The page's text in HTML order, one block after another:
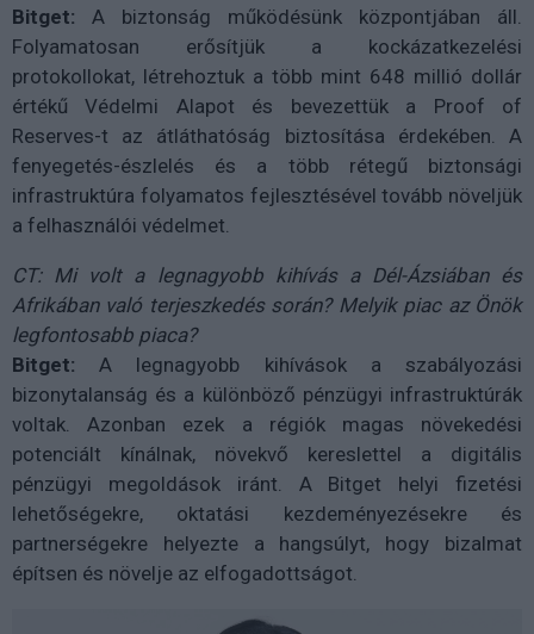
Bitget: A biztonság működésünk központjában áll.
Folyamatosan erősítjük a kockázatkezelési
protokollokat, létrehoztuk a több mint 648 millió dollár
értékű Védelmi Alapot és bevezettük a Proof of
Reserves-t az átláthatóság biztosítása érdekében. A
fenyegetés-észlelés és a több rétegű biztonsági
infrastruktúra folyamatos fejlesztésével tovább növeljük
a felhasználói védelmet.
CT: Mi volt a legnagyobb kihívás a Dél-Ázsiában és
Afrikában való terjeszkedés során? Melyik piac az Önök
legfontosabb piaca?
Bitget: A legnagyobb kihívások a szabályozási
bizonytalanság és a különböző pénzügyi infrastruktúrák
voltak. Azonban ezek a régiók magas növekedési
potenciált kínálnak, növekvő kereslettel a digitális
pénzügyi megoldások iránt. A Bitget helyi fizetési
lehetőségekre, oktatási kezdeményezésekre és
partnerségekre helyezte a hangsúlyt, hogy bizalmat
építsen és növelje az elfogadottságot.